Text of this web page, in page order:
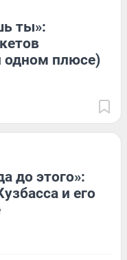
ты»:
одном плюсе)
до этого»:
и его